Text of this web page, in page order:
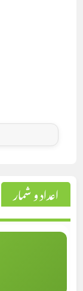
اعداد و شمار